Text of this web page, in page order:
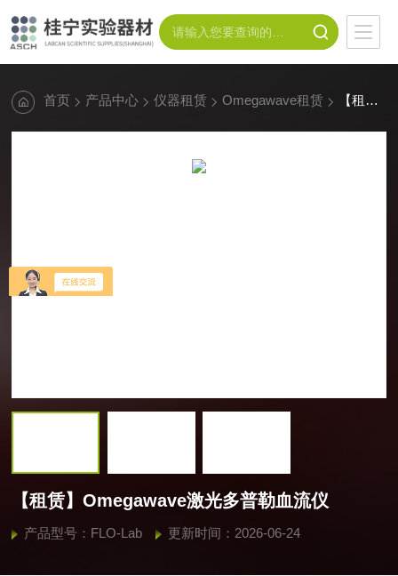
首页 产品中心 仪器租赁 Omegawave租赁 【租赁】Omegawave激光多普勒血流仪
【租赁】Omegawave激光多普勒血流仪
产品型号：FLO-Lab 更新时间：2026-06-24